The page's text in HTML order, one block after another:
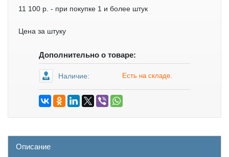
11 100 р. - при покупке 1 и более штук
Цена за штуку
Дополнительно о товаре:
Наличие: Есть на складе.
Описание